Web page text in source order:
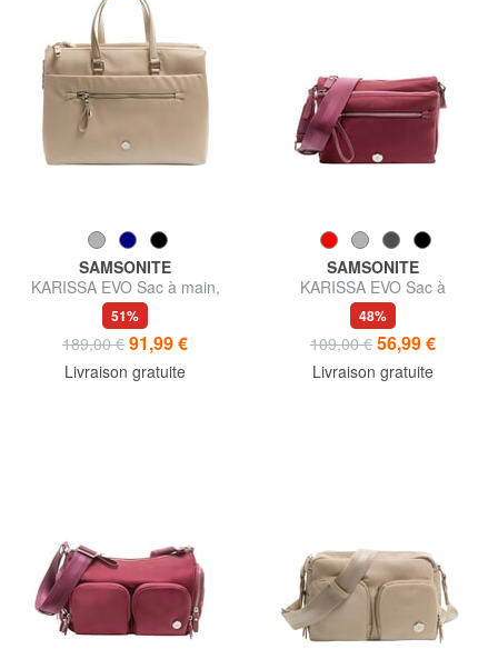
SAMSONITE
KARISSA EVO Sac à main,
avec bandoulière, support PC
14,1"
51%
189,00 € 91,99 €
Livraison gratuite
SAMSONITE
KARISSA EVO Sac à
bandoulière avec pochette
48%
109,00 € 56,99 €
Livraison gratuite